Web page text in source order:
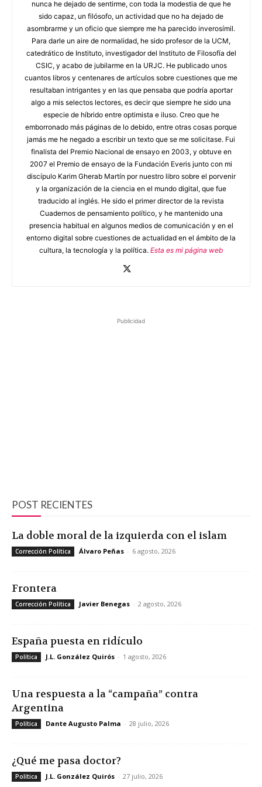
nunca he dejado de sentirme, con toda la modestia de que he
sido capaz, un filósofo, un actividad que no ha dejado de
asombrarme y un oficio que siempre me ha parecido inverosímil.
Para darle un aire de normalidad, he sido profesor de la UCM,
catedrático de Instituto, investigador del Instituto de Filosofía del
CSIC, y acabo de jubilarme en la URJC. He publicado unos
cuantos libros y centenares de artículos sobre cuestiones que me
resultaban intrigantes y en las que pensaba que podría aportar
algo a mis selectos lectores, es decir que siempre he sido una
especie de híbrido entre optimista e iluso. Creo que he
emborronado más páginas de lo debido, entre otras cosas porque
jamás me he negado a escribir un texto que se me solicitase. Fui
finalista del Premio Nacional de ensayo en 2003, y obtuve en
2007 el Premio de ensayo de la Fundación Everis junto con mi
discípulo Karim Gherab Martín por nuestro libro sobre el porvenir
y la organización de la ciencia en el mundo digital, que fue
traducido al inglés. He sido el primer director de la revista
Cuadernos de pensamiento político, y he mantenido una
presencia habitual en algunos medios de comunicación y en el
entorno digital sobre cuestiones de actualidad en el ámbito de la
cultura, la tecnología y la política. Esta es mi página web
Publicidad
POST RECIENTES
La doble moral de la izquierda con el islam
Corrección Política Álvaro Peñas - 6 agosto, 2026
Frontera
Corrección Política Javier Benegas - 2 agosto, 2026
España puesta en ridículo
Política J.L. González Quirós - 1 agosto, 2026
Una respuesta a la “campaña” contra
Argentina
Política Dante Augusto Palma - 28 julio, 2026
¿Qué me pasa doctor?
Política J.L. González Quirós - 27 julio, 2026